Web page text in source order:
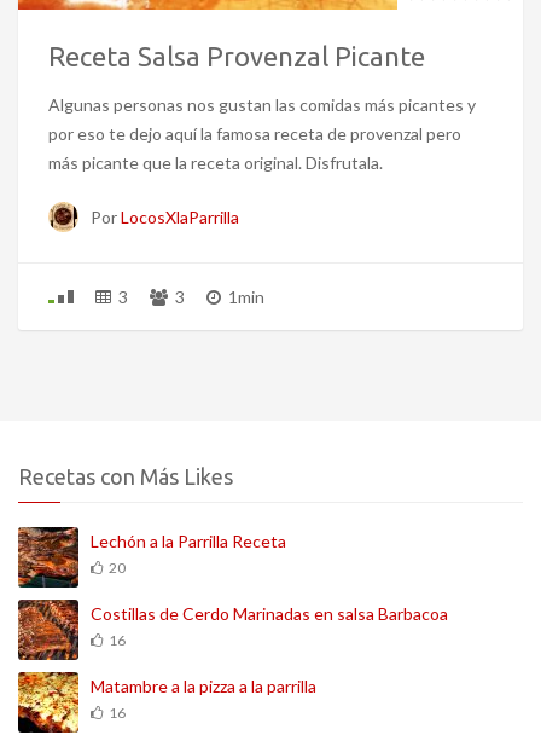
Receta Salsa Provenzal Picante
Algunas personas nos gustan las comidas más picantes y
por eso te dejo aquí la famosa receta de provenzal pero
más picante que la receta original. Disfrutala.
PorLocosXlaParrilla
3 3 1min
Recetas con Más Likes
Lechón a la Parrilla Receta
20
Costillas de Cerdo Marinadas en salsa Barbacoa
16
Matambre a la pizza a la parrilla
16